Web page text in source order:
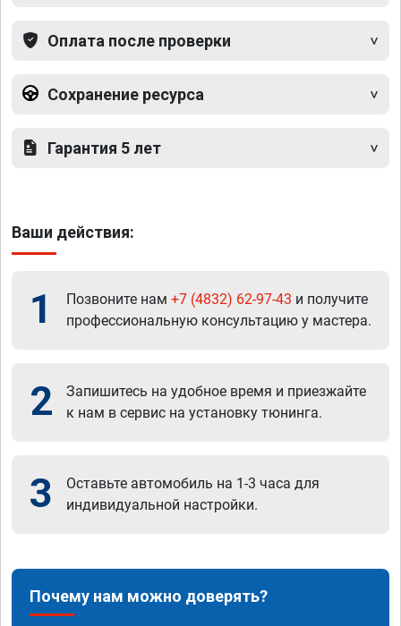
Оплата после проверки
Сохранение ресурса
Гарантия 5 лет
Ваши действия:
1 Позвоните нам +7 (4832) 62-97-43 и получите
профессиональную консультацию у мастера.
2
Запишитесь на удобное время и приезжайте
к нам в сервис на установку тюнинга.
3
Оставьте автомобиль на 1-3 часа для
индивидуальной настройки.
Почему нам можно доверять?